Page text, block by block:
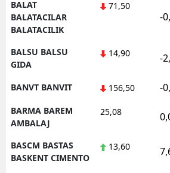
BALAT
BALATACILAR
BALATACILIK
71,50
-
BALSU BALSU
GIDA
14,90 -
BANVT BANVIT 156,50 -
BARMA BAREM
AMBALAJ
25,08
BASCM BASTAS
BASKENT CIMENTO
13,60